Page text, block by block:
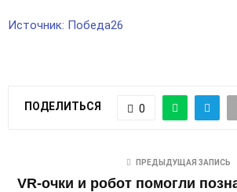
Источник: Победа26
ПОДЕЛИТЬСЯ 0
ПРЕДЫДУЩАЯ ЗАПИСЬ
VR-очки и робот помогли